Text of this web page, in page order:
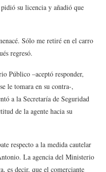
su licencia y añadió que
Sólo me retiré en el carro
regresó.
Público –aceptó responder,
le tomara en su contra-,
a la Secretaría de Seguridad
de la agente hacia su
respecto a la medida cautelar
La agencia del Ministerio
es decir, que el comerciante